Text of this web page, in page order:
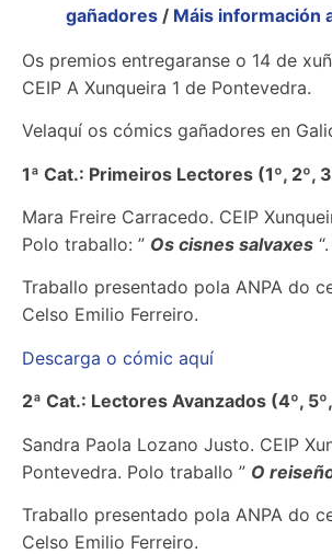
gañadores / Máis información
Os premios entregaranse o 14 de
CEIP A Xunqueira 1 de Pontevedra.
Velaquí os cómics gañadores en
1ª Cat.: Primeiros Lectores (1º, 2º,
Mara Freire Carracedo. CEIP
Polo traballo: ” Os cisnes salvaxes
Traballo presentado pola ANPA do
Celso Emilio Ferreiro.
Descarga o cómic aquí
2ª Cat.: Lectores Avanzados (4º,
Sandra Paola Lozano Justo. CEIP
Pontevedra. Polo traballo ” O
Traballo presentado pola ANPA do
Celso Emilio Ferreiro.